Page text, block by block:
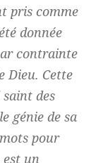
pris comme
donnée
contrainte
Dieu. Cette
des
génie de sa
pour
est un